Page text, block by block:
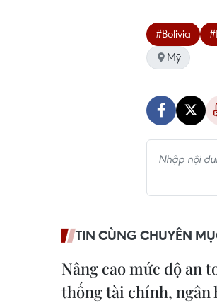
#Bolivia
Mỹ
TIN CÙNG CHUYÊN
Nâng cao mức độ an
thống tài chính, ngân